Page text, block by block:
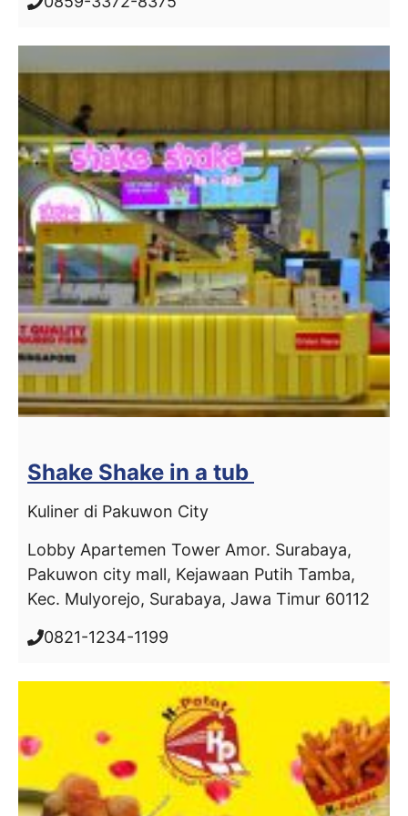
Shake Shake in a tub
Kuliner di Pakuwon City
Lobby Apartemen Tower Amor. Surabaya,
Pakuwon city mall, Kejawaan Putih Tamba,
Kec. Mulyorejo, Surabaya, Jawa Timur 60112
0821-1234-1199